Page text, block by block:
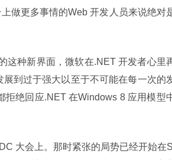
做更多事情的Web 开发人员来说绝对
这种新界面，微软在.NET 开发者心里
到过于强大以至于不可能在每一次的
绝回应.NET 在Windows 8 应用模型
大会上。那时紧张的局势已经开始在